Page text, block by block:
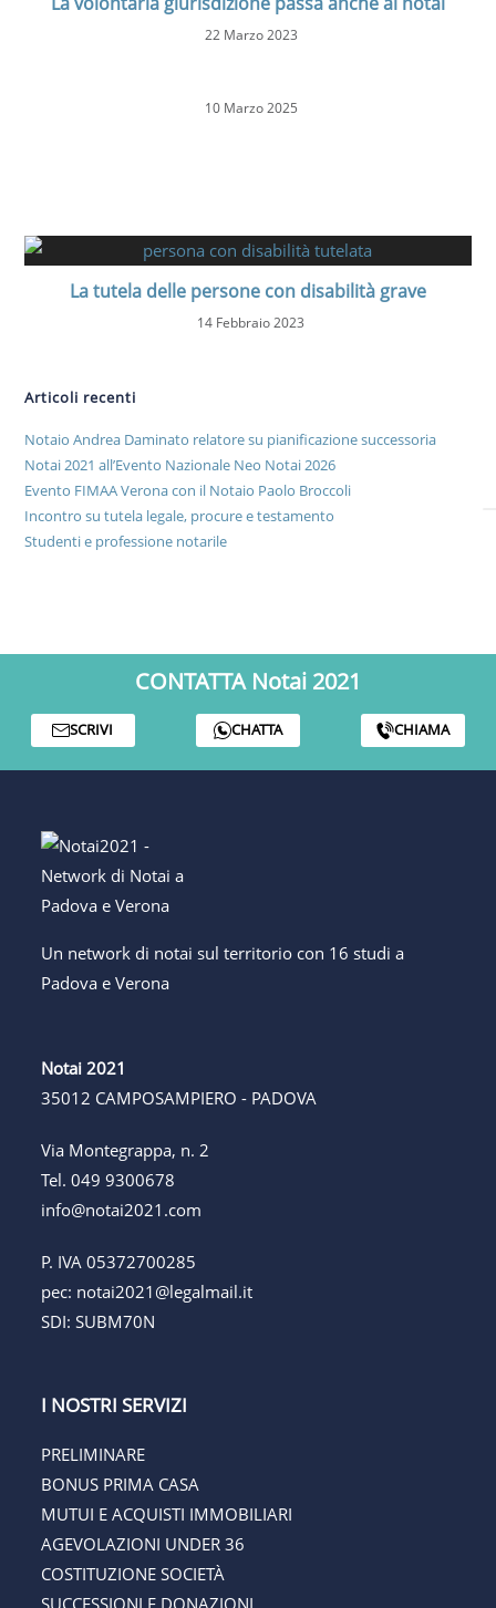
22 Marzo 2023
10 Marzo 2025
La tutela delle persone con disabilità grave
14 Febbraio 2023
Articoli recenti
Notaio Andrea Daminato relatore su pianificazione successoria
Notai 2021 all’Evento Nazionale Neo Notai 2026
Evento FIMAA Verona con il Notaio Paolo Broccoli
Incontro su tutela legale, procure e testamento
Studenti e professione notarile
CONTATTA Notai 2021
SCRIVI CHATTA CHIAMA
Un network di notai sul territorio con 16 studi a
Padova e Verona
Notai 2021
35012 CAMPOSAMPIERO - PADOVA
Via Montegrappa, n. 2
Tel.049 9300678
info@notai2021.com
P. IVA 05372700285
pec: notai2021@legalmail.it
SDI: SUBM70N
I NOSTRI SERVIZI
PRELIMINARE
BONUS PRIMA CASA
MUTUI E ACQUISTI IMMOBILIARI
AGEVOLAZIONI UNDER 36
COSTITUZIONE SOCIETÀ
SUCCESSIONI E DONAZIONI